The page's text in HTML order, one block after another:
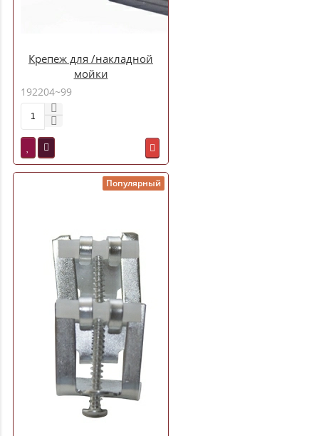
Крепеж для /накладной
мойки
192204~99
Популярный